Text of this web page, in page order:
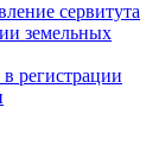
сервитута
земельных
регистрации